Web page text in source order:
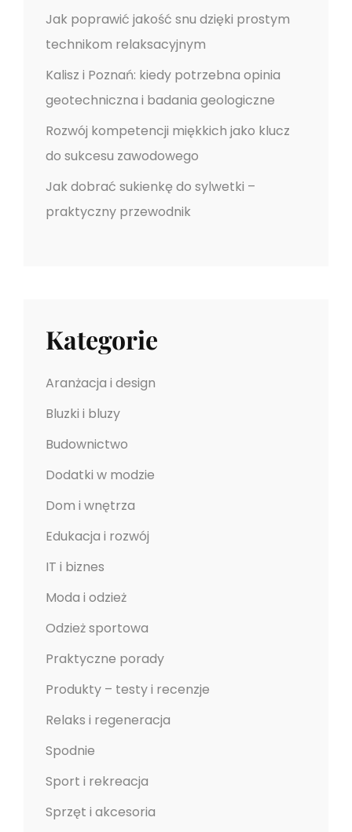
Jak poprawić jakość snu dzięki prostym
technikom relaksacyjnym
Kalisz i Poznań: kiedy potrzebna opinia
geotechniczna i badania geologiczne
Rozwój kompetencji miękkich jako klucz
do sukcesu zawodowego
Jak dobrać sukienkę do sylwetki –
praktyczny przewodnik
Kategorie
Aranżacja i design
Bluzki i bluzy
Budownictwo
Dodatki w modzie
Dom i wnętrza
Edukacja i rozwój
IT i biznes
Moda i odzież
Odzież sportowa
Praktyczne porady
Produkty – testy i recenzje
Relaks i regeneracja
Spodnie
Sport i rekreacja
Sprzęt i akcesoria